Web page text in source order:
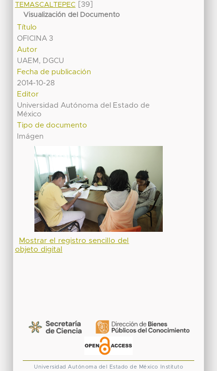
TEMASCALTEPEC[39]
Visualización del Documento
Título
OFICINA 3
Autor
UAEM, DGCU
Fecha de publicación
2014-10-28
Editor
Universidad Autónoma del Estado de
México
Tipo de documento
Imágen
Mostrar el registro sencillo del
objeto digital
Universidad Autónoma del Estado de México Instituto